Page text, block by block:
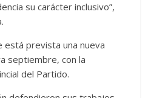
su carácter inclusivo”,
está prevista una nueva
septiembre, con la
del Partido.